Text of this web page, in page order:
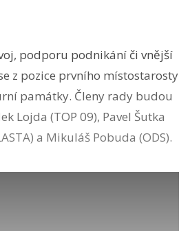
podporu podnikání či vnější
z pozice prvního místostarosty
památky. Členy rady budou
Lojda (TOP 09), Pavel Šutka
a Mikuláš Pobuda (ODS).